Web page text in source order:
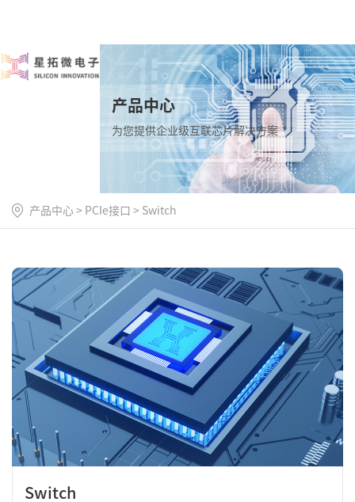
产品中心
为您提供企业级互联芯片解决方案
产品中心 > PCIe接口 > Switch
Switch